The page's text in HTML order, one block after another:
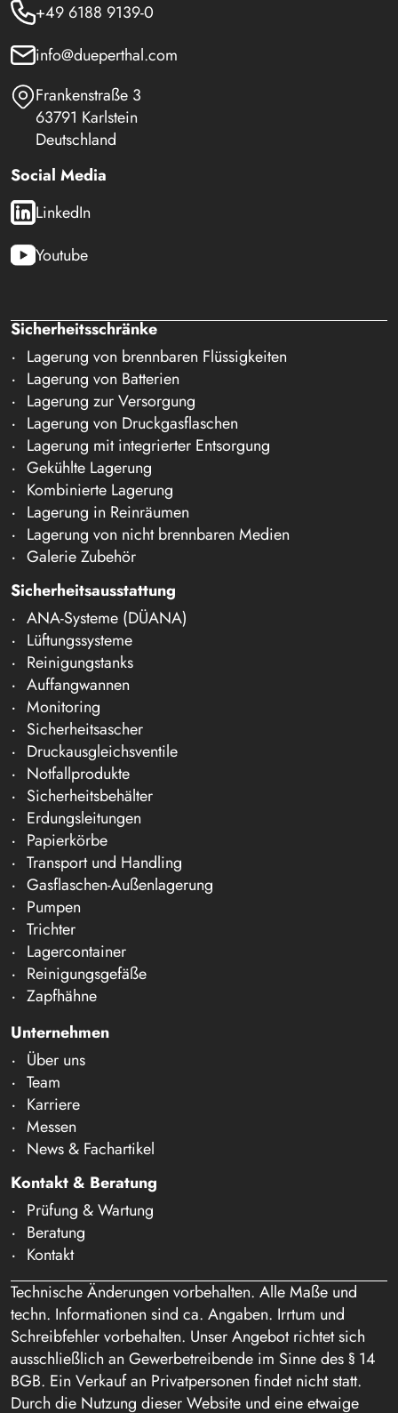
+49 6188 9139-0
info@dueperthal.com
Frankenstraße 3
63791 Karlstein
Deutschland
Social Media
LinkedIn
Youtube
Sicherheitsschränke
Lagerung von brennbaren Flüssigkeiten
Lagerung von Batterien
Lagerung zur Versorgung
Lagerung von Druckgasflaschen
Lagerung mit integrierter Entsorgung
Gekühlte Lagerung
Kombinierte Lagerung
Lagerung in Reinräumen
Lagerung von nicht brennbaren Medien
Galerie Zubehör
Sicherheitsausstattung
ANA-Systeme (DÜANA)
Lüftungssysteme
Reinigungstanks
Auffangwannen
Monitoring
Sicherheitsascher
Druckausgleichsventile
Notfallprodukte
Sicherheitsbehälter
Erdungsleitungen
Papierkörbe
Transport und Handling
Gasflaschen-Außenlagerung
Pumpen
Trichter
Lagercontainer
Reinigungsgefäße
Zapfhähne
Unternehmen
Über uns
Team
Karriere
Messen
News & Fachartikel
Kontakt & Beratung
Prüfung & Wartung
Beratung
Kontakt
Technische Änderungen vorbehalten. Alle Maße und
techn. Informationen sind ca. Angaben. Irrtum und
Schreibfehler vorbehalten. Unser Angebot richtet sich
ausschließlich an Gewerbetreibende im Sinne des § 14
BGB. Ein Verkauf an Privatpersonen findet nicht statt.
Durch die Nutzung dieser Website und eine etwaige